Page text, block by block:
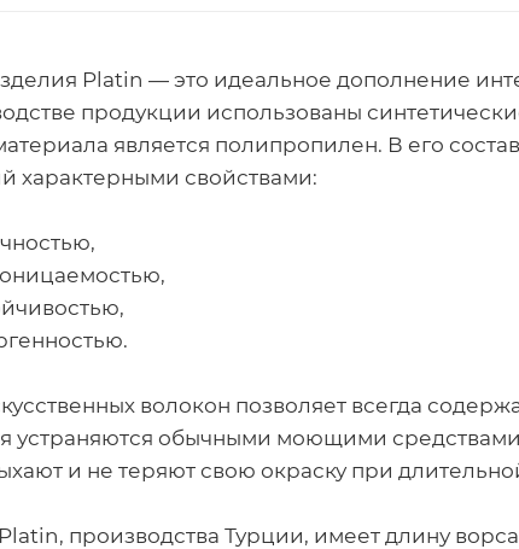
Platin — это идеальное дополнение
продукции использованы
является полипропилен. В его
характерными свойствами:
волокон позволяет всегда
устраняются обычными моющими
и не теряют свою окраску при
производства Турции, имеет длину